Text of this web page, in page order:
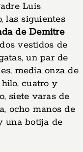
Luis
las siguientes
de Demitre
vestidos de
un par de
media onza de
cuatro y
siete varas de
ocho manos de
una botija de